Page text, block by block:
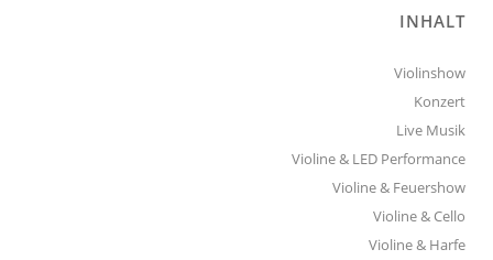
INHALT
Violinshow
Konzert
Live Musik
Violine & LED Performance
Violine & Feuershow
Violine & Cello
Violine & Harfe